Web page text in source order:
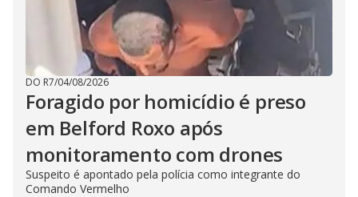
DO R7/04/08/2026
Foragido por homicídio é preso
em Belford Roxo após
monitoramento com drones
Suspeito é apontado pela polícia como integrante do
Comando Vermelho